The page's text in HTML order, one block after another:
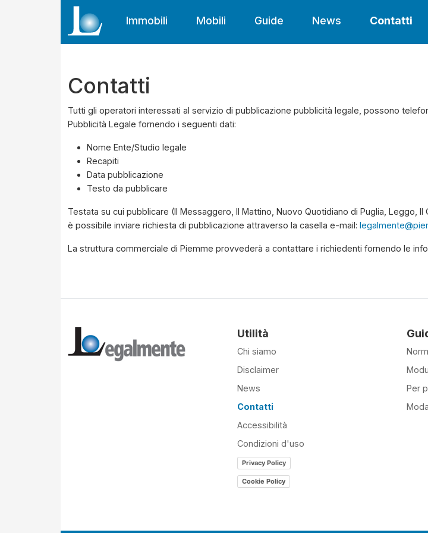
Immobili Mobili Guide News Contatti
Contatti
Tutti gli operatori interessati al servizio di pubblicazione pubblicità legale, possono
Pubblicità Legale fornendo i seguenti dati:
Nome Ente/Studio legale
Recapiti
Data pubblicazione
Testo da pubblicare
Testata su cui pubblicare (Il Messaggero, Il Mattino, Nuovo Quotidiano di Puglia, Leggo,
è possibile inviare richiesta di pubblicazione attraverso la casella e-mail:
La struttura commerciale di Piemme provvederà a contattare i richiedenti fornendo le
Utilità
Chi siamo
Disclaimer
News
Contatti
Accessibilità
Condizioni d'uso
Privacy Policy
Cookie Policy
Per